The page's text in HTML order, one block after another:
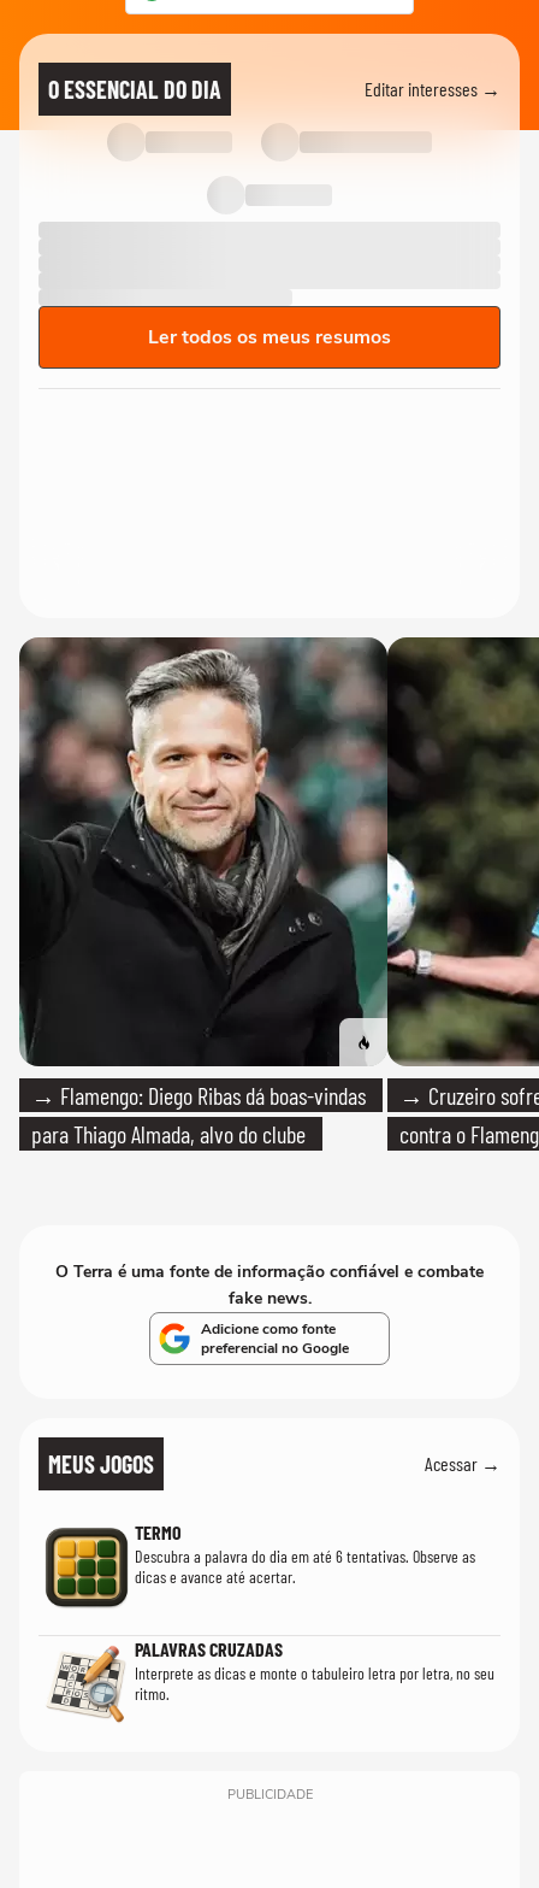
O ESSENCIAL DO DIA Editar interesses →
Ler todos os meus resumos
→ Flamengo: Diego Ribas dá boas-vindas
para Thiago Almada, alvo do clube
→ Cruzeiro
contra o
O Terra é uma fonte de informação confiável e combate
fake news.
Adicione como fonte
preferencial no Google
MEUS JOGOS Acessar →
TERMO
Descubra a palavra do dia em até 6 tentativas. Observe as
dicas e avance até acertar.
PALAVRAS CRUZADAS
Interprete as dicas e monte o tabuleiro letra por letra, no seu
ritmo.
PUBLICIDADE